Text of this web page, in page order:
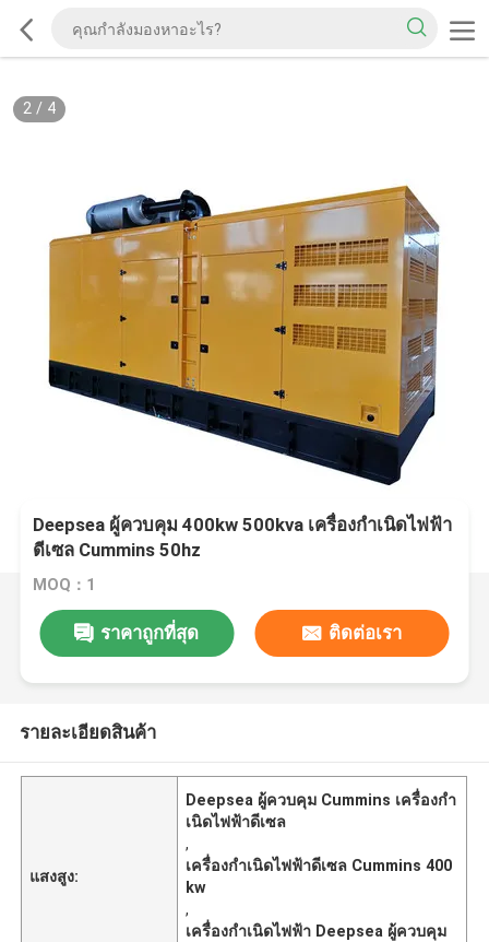
2/ 4
Deepsea ผู้ควบคุม 400kw 500kva เครื่องกำเนิดไฟฟ้า
ดีเซล Cummins 50hz
MOQ：1
ราคาถูกที่สุด ติดต่อเรา
รายละเอียดสินค้า
แสงสูง:
Deepsea ผู้ควบคุม Cummins เครื่องกำ
เนิดไฟฟ้าดีเซล
,
เครื่องกำเนิดไฟฟ้าดีเซล Cummins 400
kw
,
เครื่องกำเนิดไฟฟ้า Deepsea ผู้ควบคุม